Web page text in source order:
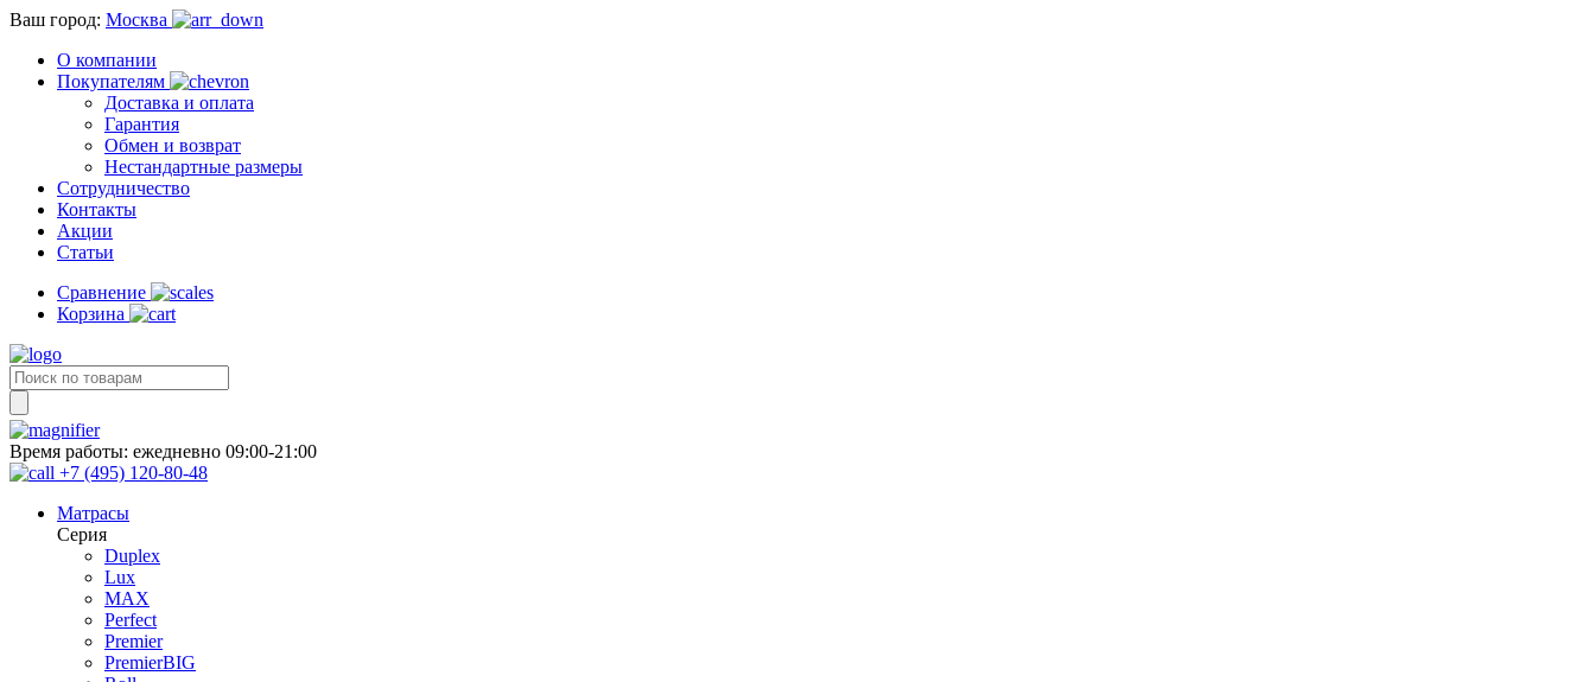
Ваш город: Москва
О компании
Покупателям
Доставка и оплата
Гарантия
Обмен и возврат
Нестандартные размеры
Сотрудничество
Контакты
Акции
Статьи
Сравнение
Корзина
Время работы: ежедневно 09:00-21:00
+7 (495) 120-80-48
Матрасы
Серия
Duplex
Lux
MAX
Perfect
Premier
PremierBIG